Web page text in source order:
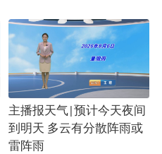
主播报天气|预计今天夜间
到明天 多云有分散阵雨或
雷阵雨